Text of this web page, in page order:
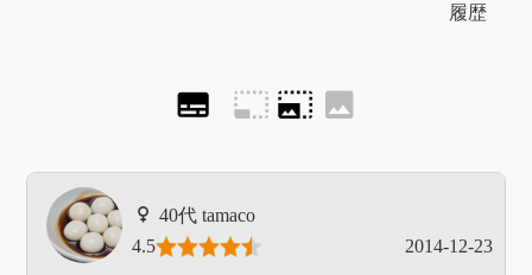
履歴
subtitles photo_size_select_small photo_size_select_large image
tamaco
4.5
2014-12-23